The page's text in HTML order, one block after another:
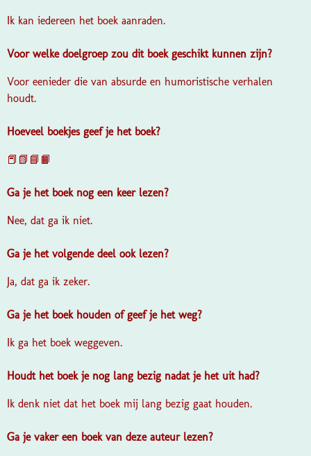
Ik kan iedereen het boek aanraden.
Voor welke doelgroep zou dit boek geschikt kunnen zijn?
Voor eenieder die van absurde en humoristische verhalen
houdt.
Hoeveel boekjes geef je het boek?
📕📗📘📙
Ga je het boek nog een keer lezen?
Nee, dat ga ik niet.
Ga je het volgende deel ook lezen?
Ja, dat ga ik zeker.
Ga je het boek houden of geef je het weg?
Ik ga het boek weggeven.
Houdt het boek je nog lang bezig nadat je het uit had?
Ik denk niet dat het boek mij lang bezig gaat houden.
Ga je vaker een boek van deze auteur lezen?